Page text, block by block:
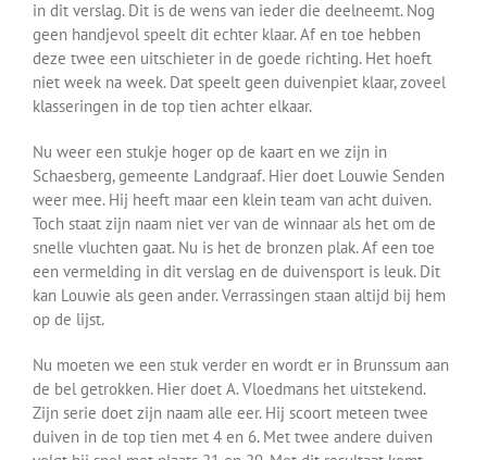
in dit verslag. Dit is de wens van ieder die deelneemt. Nog
geen handjevol speelt dit echter klaar. Af en toe hebben
deze twee een uitschieter in de goede richting. Het hoeft
niet week na week. Dat speelt geen duivenpiet klaar, zoveel
klasseringen in de top tien achter elkaar.
Nu weer een stukje hoger op de kaart en we zijn in
Schaesberg, gemeente Landgraaf. Hier doet Louwie Senden
weer mee. Hij heeft maar een klein team van acht duiven.
Toch staat zijn naam niet ver van de winnaar als het om de
snelle vluchten gaat. Nu is het de bronzen plak. Af een toe
een vermelding in dit verslag en de duivensport is leuk. Dit
kan Louwie als geen ander. Verrassingen staan altijd bij hem
op de lijst.
Nu moeten we een stuk verder en wordt er in Brunssum aan
de bel getrokken. Hier doet A. Vloedmans het uitstekend.
Zijn serie doet zijn naam alle eer. Hij scoort meteen twee
duiven in de top tien met 4 en 6. Met twee andere duiven